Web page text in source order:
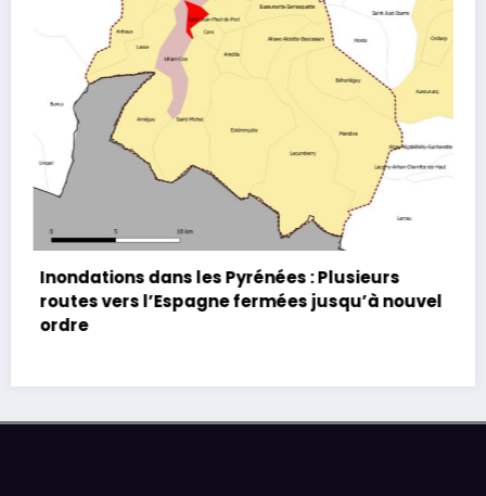
Plus de 75 morts au Maroc et en Algérie suite
aux inondations